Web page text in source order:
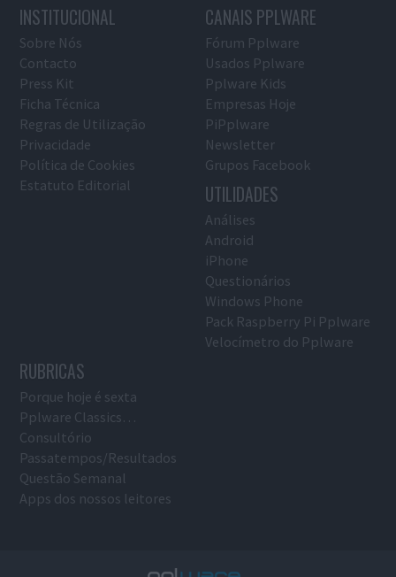
INSTITUCIONAL
Sobre Nós
Contacto
Press Kit
Ficha Técnica
Regras de Utilização
Privacidade
Política de Cookies
Estatuto Editorial
CANAIS PPLWARE
Fórum Pplware
Usados Pplware
Pplware Kids
Empresas Hoje
PiPplware
Newsletter
Grupos Facebook
UTILIDADES
Análises
Android
iPhone
Questionários
Windows Phone
Pack Raspberry Pi Pplware
Velocímetro do Pplware
RUBRICAS
Porque hoje é sexta
Pplware Classics…
Consultório
Passatempos/Resultados
Questão Semanal
Apps dos nossos leitores